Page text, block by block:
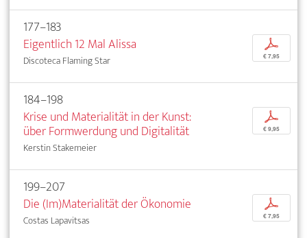
177–183
Eigentlich 12 Mal Alissa
Discoteca Flaming Star
p
€ 7,95
184–198
Krise und Materialität in der Kunst:
über Formwerdung und Digitalität
Kerstin Stakemeier
p
€ 9,95
199–207
Die (Im)Materialität der Ökonomie
Costas Lapavitsas
p
€ 7,95